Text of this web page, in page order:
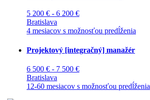
5 200 € - 6 200 €
Bratislava
4 mesiacov s možnosťou predĺženia
Projektový [integračný] manažér
6 500 € - 7 500 €
Bratislava
12-60 mesiacov s možnosťou predĺženia